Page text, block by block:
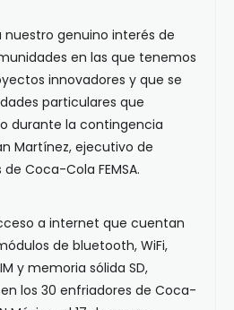
nuestro genuino interés de
en las que tenemos
innovadores y que se
particulares que
durante la contingencia
Martínez, ejecutivo de
Coca-Cola FEMSA.
a internet que cuentan
de bluetooth, WiFi,
y memoria sólida SD,
los 30 enfriadores de Coca-